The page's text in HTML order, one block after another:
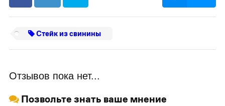
Стейк из свинины
Отзывов пока нет...
Позвольте знать ваше мнение